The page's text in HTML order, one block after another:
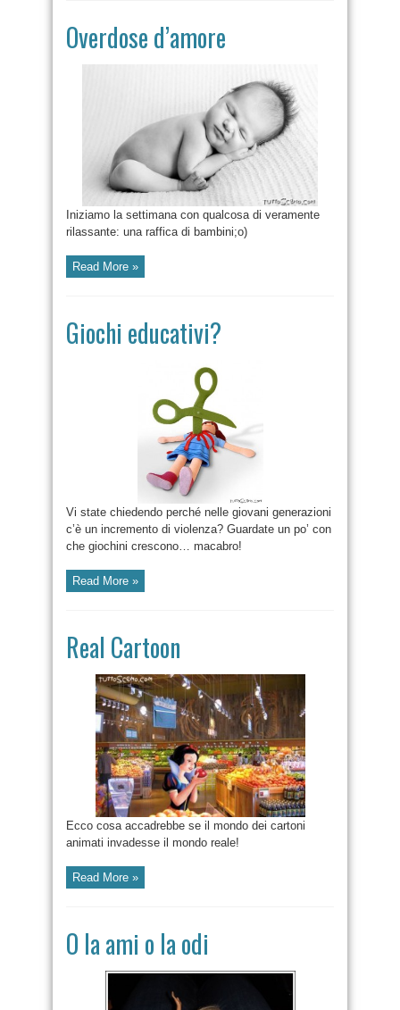
Overdose d’amore
Iniziamo la settimana con qualcosa di veramente
rilassante: una raffica di bambini;o)
Read More »
Giochi educativi?
Vi state chiedendo perché nelle giovani generazioni
c’è un incremento di violenza? Guardate un po’ con
che giochini crescono… macabro!
Read More »
Real Cartoon
Ecco cosa accadrebbe se il mondo dei cartoni
animati invadesse il mondo reale!
Read More »
O la ami o la odi